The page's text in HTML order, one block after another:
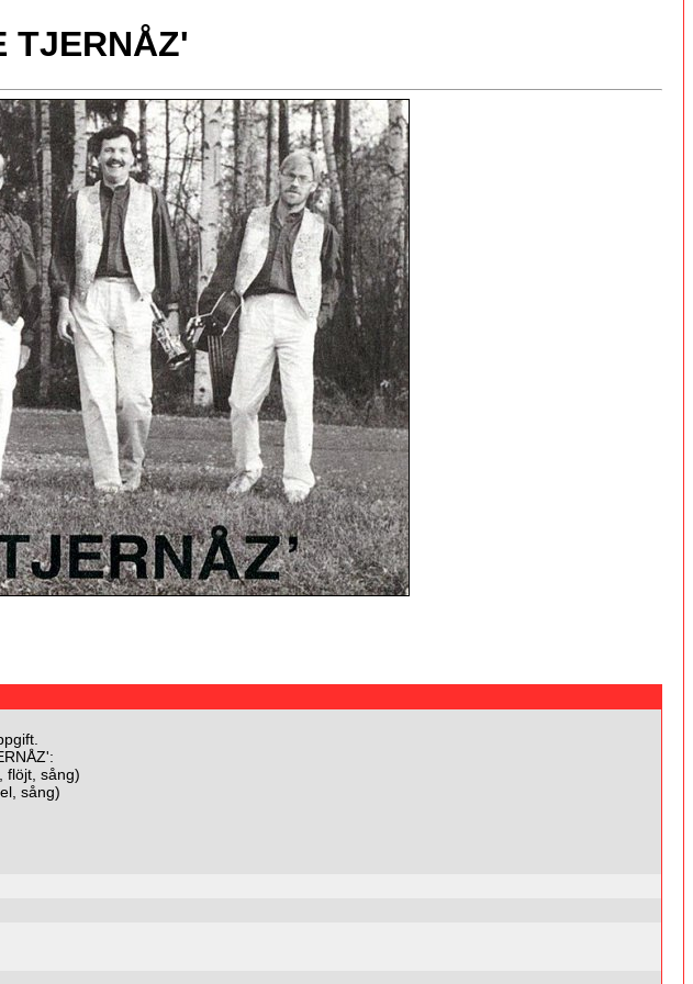
TJERNÅZ'
flöjt, sång)
sång)